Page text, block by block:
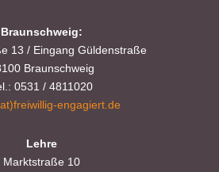
Braunschweig:
13 / Eingang Güldenstraße
Braunschweig
0531 / 4811020
engagiert.de
Lehre
Marktstraße 10